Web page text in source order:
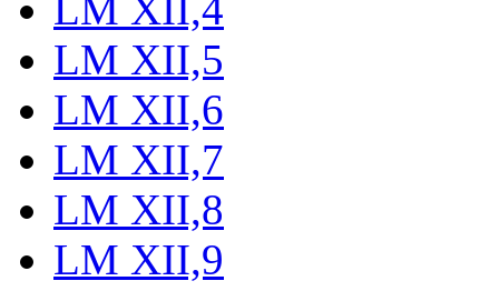
LM XII,5
LM XII,6
LM XII,7
LM XII,8
LM XII,9